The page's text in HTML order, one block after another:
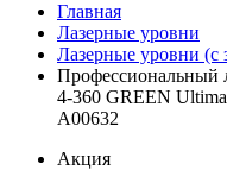
Главная
Лазерные уровни
Лазерные уровни (с
Профессиональный
4-360 GREEN
А00632
Акция